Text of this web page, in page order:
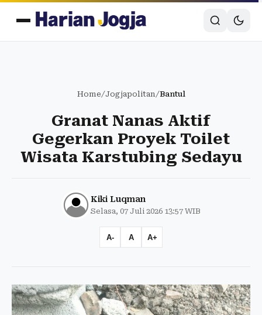
Home/Jogjapolitan/Bantul
Granat Nanas Aktif
Gegerkan Proyek Toilet
Wisata Karstubing Sedayu
Kiki Luqman
Selasa, 07 Juli 2026 13:57 WIB
A- A A+